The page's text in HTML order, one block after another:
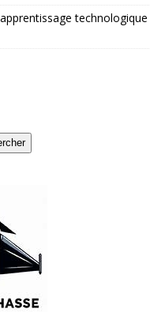
technologique